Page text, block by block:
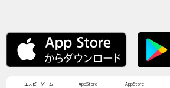
エスピーゲーム AppStore AppStore